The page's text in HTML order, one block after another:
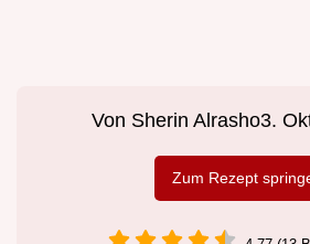
Von Sherin Alrasho3.
Zum Rezept